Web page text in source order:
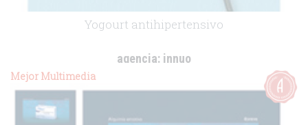
Yogourt antihipertensivo
agencia: innuo
Mejor Multimedia